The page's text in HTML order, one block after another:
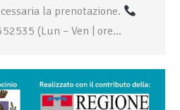
la prenotazione.
(Lun – Ven | ore…